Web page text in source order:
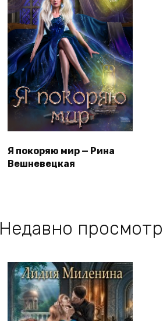
Я покоряю мир — Рина
Вешневецкая
Недавно